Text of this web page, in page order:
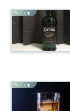
ウイスキー
ウイスキー